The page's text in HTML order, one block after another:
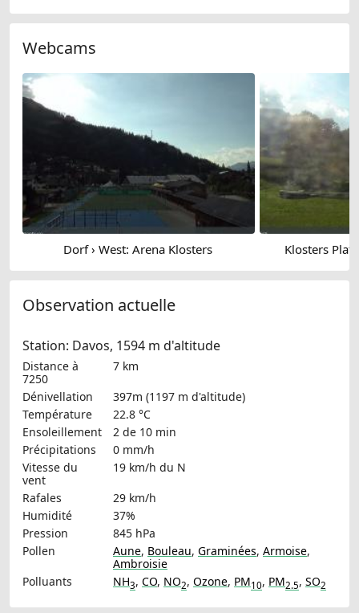
Webcams
Dorf › West: Arena Klosters Klosters
Observation actuelle
Station: Davos, 1594 m d'altitude
Distance à
7250
7 km
Dénivellation
397m (1197 m d'altitude)
Température
22.8 °C
Ensoleillement
2 de 10 min
Précipitations
0 mm/h
Vitesse du
vent
19 km/h du N
Rafales
29 km/h
Humidité
37%
Pression
845 hPa
Pollen
Aune, Bouleau, Graminées, Armoise,
Ambroisie
Polluants
NH3, CO, NO2, Ozone, PM10, PM2.5, SO2